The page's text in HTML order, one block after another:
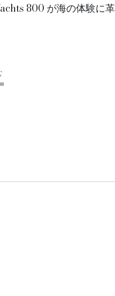
800 が海の体験に革